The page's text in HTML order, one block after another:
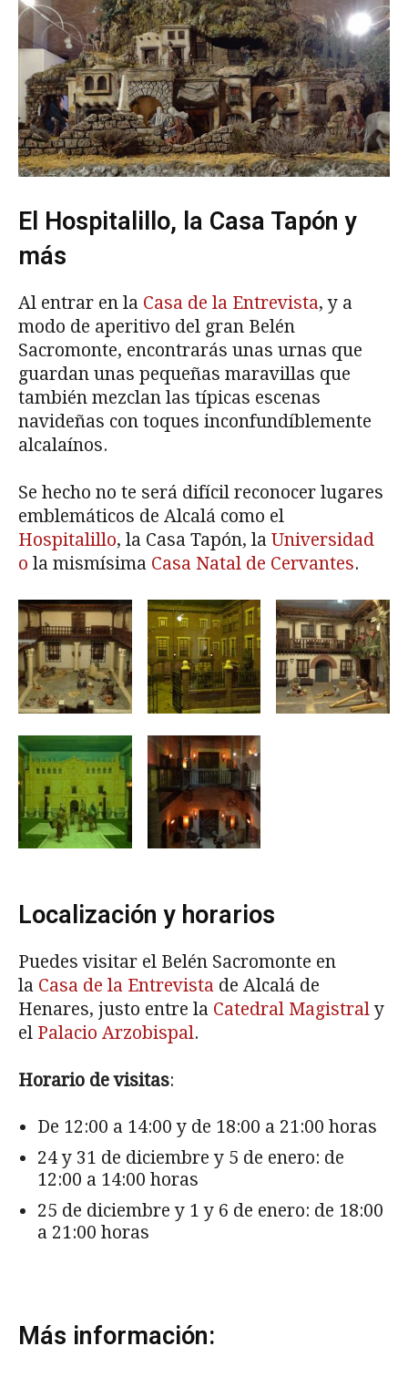
El Hospitalillo, la Casa Tapón y
más
Al entrar en la Casa de la Entrevista, y a
modo de aperitivo del gran Belén
Sacromonte, encontrarás unas urnas que
guardan unas pequeñas maravillas que
también mezclan las típicas escenas
navideñas con toques inconfundíblemente
alcalaínos.
Se hecho no te será difícil reconocer lugares
emblemáticos de Alcalá como el
Hospitalillo, la Casa Tapón, la Universidad
o la mismísima Casa Natal de Cervantes.
Localización y horarios
Puedes visitar el Belén Sacromonte en
la Casa de la Entrevista de Alcalá de
Henares, justo entre la Catedral Magistraly
el Palacio Arzobispal.
Horario de visitas:
De 12:00 a 14:00 y de 18:00 a 21:00 horas
24 y 31 de diciembre y 5 de enero: de
12:00 a 14:00 horas
25 de diciembre y 1 y 6 de enero: de 18:00
a 21:00 horas
Más información: